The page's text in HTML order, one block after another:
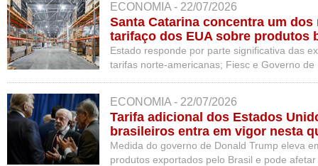
ECONOMIA - 22/07/2026
Santa Catarina concentra um
tarifaço dos EUA sobre produtos
Estado responde por parte significativa das
tarifas norte-americanas; Fiesc e Governo
ECONOMIA - 22/07/2026
Tarifa adicional dos Estados
brasileiros entra em vigor nesta
Medida do governo de Donald Trump eleva
produtos exportados pelo Brasil e pode